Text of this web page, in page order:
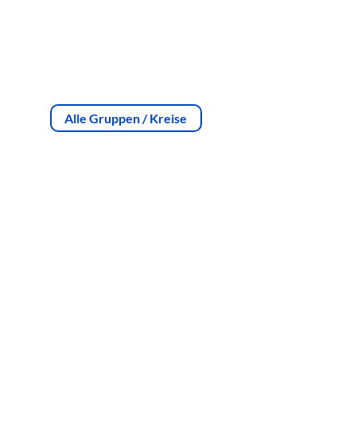
Alle Gruppen / Kreise